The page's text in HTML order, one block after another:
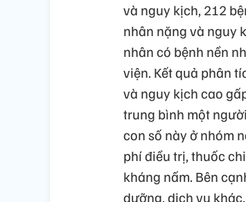
và nguy kịch, 212
nhân nặng và nguy
nhân có bệnh nền
viện. Kết quả phân
và nguy kịch cao
trung bình một
con số này ở nhóm
phí điều trị, thuốc
kháng nấm. Bên
dưỡng, dịch vụ